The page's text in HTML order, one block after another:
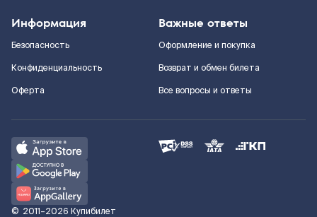
Информация
Безопасность
Конфиденциальность
Оферта
Важные ответы
Оформление и покупка
Возврат и обмен билета
Все вопросы и ответы
© 2011–2026 Купибилет